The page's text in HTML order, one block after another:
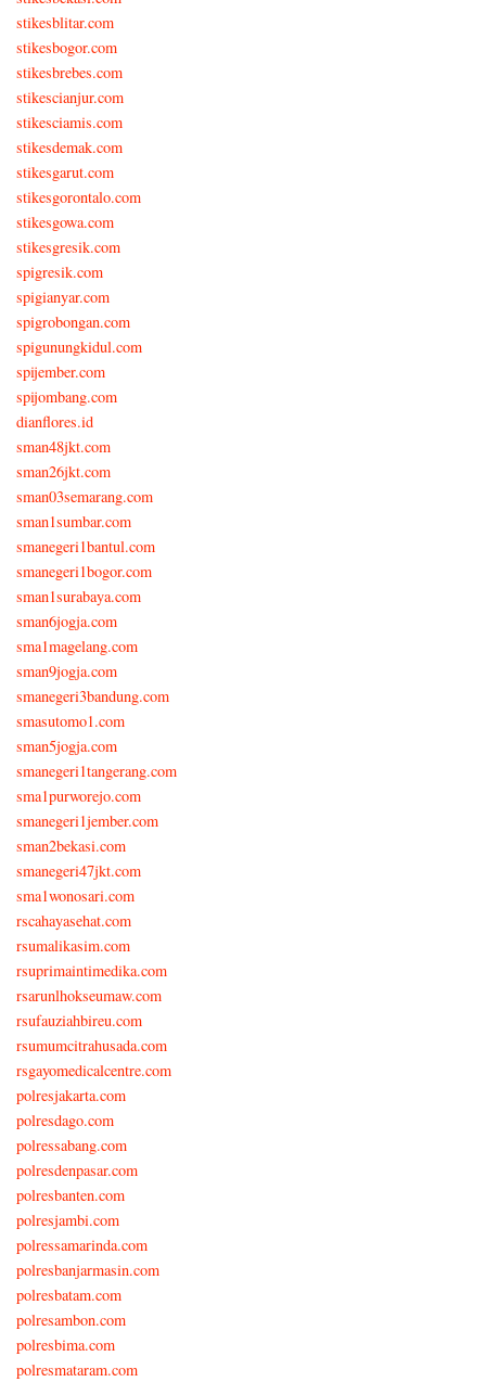
stikesblitar.com
stikesbogor.com
stikesbrebes.com
stikescianjur.com
stikesciamis.com
stikesdemak.com
stikesgarut.com
stikesgorontalo.com
stikesgowa.com
stikesgresik.com
spigresik.com
spigianyar.com
spigrobongan.com
spigunungkidul.com
spijember.com
spijombang.com
dianflores.id
sman48jkt.com
sman26jkt.com
sman03semarang.com
sman1sumbar.com
smanegeri1bantul.com
smanegeri1bogor.com
sman1surabaya.com
sman6jogja.com
sma1magelang.com
sman9jogja.com
smanegeri3bandung.com
smasutomo1.com
sman5jogja.com
smanegeri1tangerang.com
sma1purworejo.com
smanegeri1jember.com
sman2bekasi.com
smanegeri47jkt.com
sma1wonosari.com
rscahayasehat.com
rsumalikasim.com
rsuprimaintimedika.com
rsarunlhokseumaw.com
rsufauziahbireu.com
rsumumcitrahusada.com
rsgayomedicalcentre.com
polresjakarta.com
polresdago.com
polressabang.com
polresdenpasar.com
polresbanten.com
polresjambi.com
polressamarinda.com
polresbanjarmasin.com
polresbatam.com
polresambon.com
polresbima.com
polresmataram.com